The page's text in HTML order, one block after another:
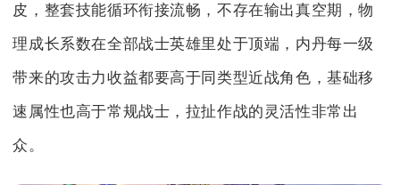
皮，整套技能循环衔接流畅，不存在输出真空期，物
理成长系数在全部战士英雄里处于顶端，内丹每一级
带来的攻击力收益都要高于同类型近战角色，基础移
速属性也高于常规战士，拉扯作战的灵活性非常出
众。